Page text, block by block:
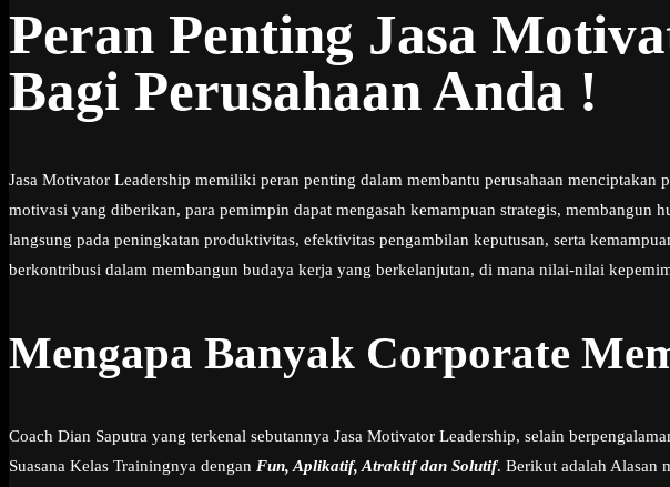
Peran Penting Jasa
Bagi Perusahaan Anda !
Jasa Motivator Leadership memiliki peran penting dalam membantu perusahaan
motivasi yang diberikan, para pemimpin dapat mengasah kemampuan strategis,
langsung pada peningkatan produktivitas, efektivitas pengambilan keputusan, serta
berkontribusi dalam membangun budaya kerja yang berkelanjutan, di mana nilai-nilai
Mengapa Banyak Corporate
Coach Dian Saputra yang terkenal sebutannya Jasa Motivator Leadership, selain
Suasana Kelas Trainingnya dengan Fun, Aplikatif, Atraktif dan Solutif. Berikut adalah Alasan